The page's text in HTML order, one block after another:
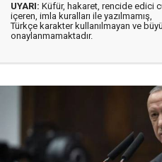
UYARI: Küfür, hakaret, rencide edici
içeren, imla kuralları ile yazılmamış,
Türkçe karakter kullanılmayan ve
onaylanmamaktadır.